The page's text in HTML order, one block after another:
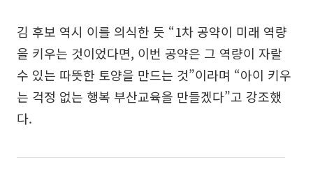
김 후보 역시 이를 의식한 듯 “1차 공약이 미래 역량
을 키우는 것이었다면, 이번 공약은 그 역량이 자랄
수 있는 따뜻한 토양을 만드는 것”이라며 “아이 키우
는 걱정 없는 행복 부산교육을 만들겠다”고 강조했
다.